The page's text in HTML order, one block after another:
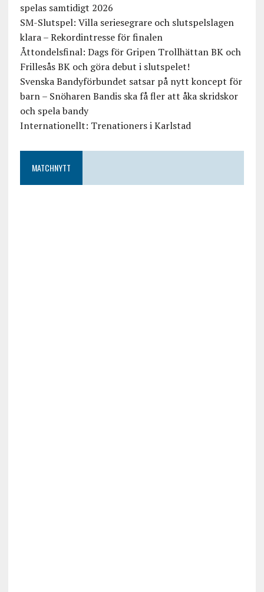
spelas samtidigt 2026
SM-Slutspel: Villa seriesegrare och slutspelslagen
klara – Rekordintresse för finalen
Åttondelsfinal: Dags för Gripen Trollhättan BK och
Frillesås BK och göra debut i slutspelet!
Svenska Bandyförbundet satsar på nytt koncept för
barn – Snöharen Bandis ska få fler att åka skridskor
och spela bandy
Internationellt: Trenationers i Karlstad
MATCHNYTT